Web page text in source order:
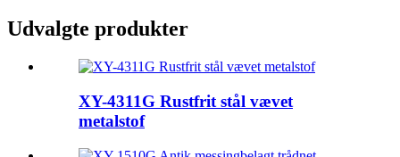
Udvalgte produkter
XY-4311G Rustfrit stål vævet
metalstof